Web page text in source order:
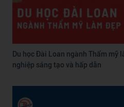
Du học Đài Loan ngành Thẩm mỹ
nghiệp sáng tạo và hấp dẫn